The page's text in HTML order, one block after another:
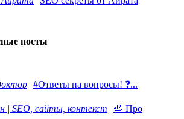
посты
#Ответы на вопросы! ❓...
🦥 Про